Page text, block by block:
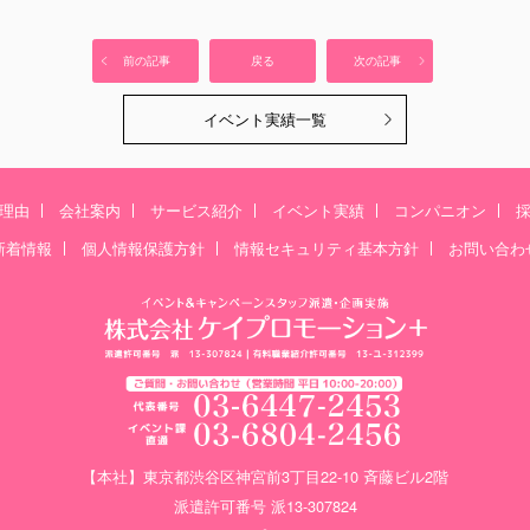
前の記事 戻る 次の記事
イベント実績一覧
由 会社案内 サービス紹介 イベント実績 コンパニオン
着情報
個人情報保護方針 情報セキュリティ基本方針 お問い合わ
【本社】東京都渋谷区神宮前3丁目22-10 斉藤ビル2階
派遣許可番号 派13-307824